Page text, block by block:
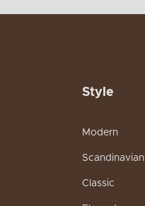
Style
Modern
Scandinavian
Classic